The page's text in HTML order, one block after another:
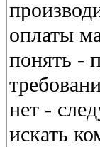
оплаты
понять -
нет -
искать